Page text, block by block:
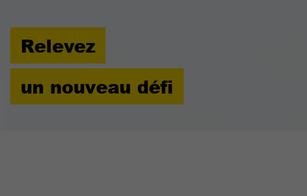
Relevez
un nouveau défi